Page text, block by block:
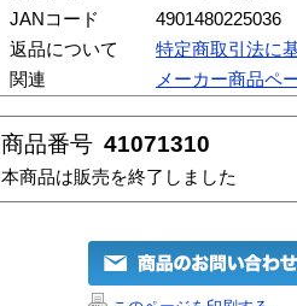
JANコード
4901480225036
返品について
特定商取引法に
関連
メーカー商品ペ
商品番号 41071310
本商品は販売を終了しました